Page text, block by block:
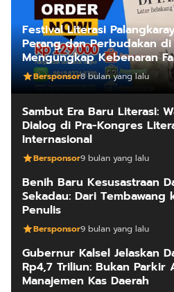
Festival Literasi
Perang dan Perbudakan di
Mengungkap Kebenaran
Bersponsor8 bulan yang lalu
Sambut Era Baru Literasi:
Dialog di Pra-Kongres
Internasional
Bersponsor9 bulan yang lalu
Benih Baru Kesusastraan
Sekadau: Dari Tembawang
Penulis
Bersponsor9 bulan yang lalu
Gubernur Kalsel Jelaskan
Rp4,7 Triliun: Bukan Parkir
Manajemen Kas Daerah